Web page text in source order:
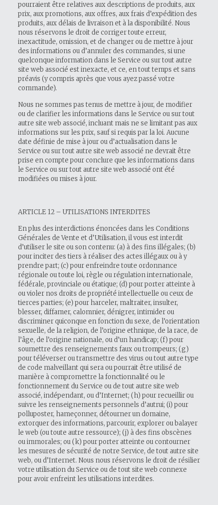
pourraient être relatives aux descriptions de produits, aux
prix, aux promotions, aux offres, aux frais d’expédition des
produits, aux délais de livraison et à la disponibilité. Nous
nous réservons le droit de corriger toute erreur,
inexactitude, omission, et de changer ou de mettre à jour
des informations ou d’annuler des commandes, si une
quelconque information dans le Service ou sur tout autre
site web associé est inexacte, et ce, en tout temps et sans
préavis (y compris après que vous ayez passé votre
commande).
Nous ne sommes pas tenus de mettre à jour, de modifier
ou de clarifier les informations dans le Service ou sur tout
autre site web associé, incluant mais ne se limitant pas aux
informations sur les prix, sauf si requis par la loi. Aucune
date définie de mise à jour ou d’actualisation dans le
Service ou sur tout autre site web associé ne devrait être
prise en compte pour conclure que les informations dans
le Service ou sur tout autre site web associé ont été
modifiées ou mises à jour.
ARTICLE 12 – UTILISATIONS INTERDITES
En plus des interdictions énoncées dans les Conditions
Générales de Vente et d’Utilisation, il vous est interdit
d’utiliser le site ou son contenu: (a) à des fins illégales; (b)
pour inciter des tiers à réaliser des actes illégaux ou à y
prendre part; (c) pour enfreindre toute ordonnance
régionale ou toute loi, règle ou régulation internationale,
fédérale, provinciale ou étatique; (d) pour porter atteinte à
ou violer nos droits de propriété intellectuelle ou ceux de
tierces parties; (e) pour harceler, maltraiter, insulter,
blesser, diffamer, calomnier, dénigrer, intimider ou
discriminer quiconque en fonction du sexe, de l’orientation
sexuelle, de la religion, de l’origine ethnique, de la race, de
l’âge, de l’origine nationale, ou d’un handicap; (f) pour
soumettre des renseignements faux ou trompeurs; (g)
pour téléverser ou transmettre des virus ou tout autre type
de code malveillant qui sera ou pourrait être utilisé de
manière à compromettre la fonctionnalité ou le
fonctionnement du Service ou de tout autre site web
associé, indépendant, ou d’Internet; (h) pour recueillir ou
suivre les renseignements personnels d’autrui; (i) pour
polluposter, hameçonner, détourner un domaine,
extorquer des informations, parcourir, explorer ou balayer
le web (ou toute autre ressource); (j) à des fins obscènes
ou immorales; ou (k) pour porter atteinte ou contourner
les mesures de sécurité de notre Service, de tout autre site
web, ou d’Internet. Nous nous réservons le droit de résilier
votre utilisation du Service ou de tout site web connexe
pour avoir enfreint les utilisations interdites.